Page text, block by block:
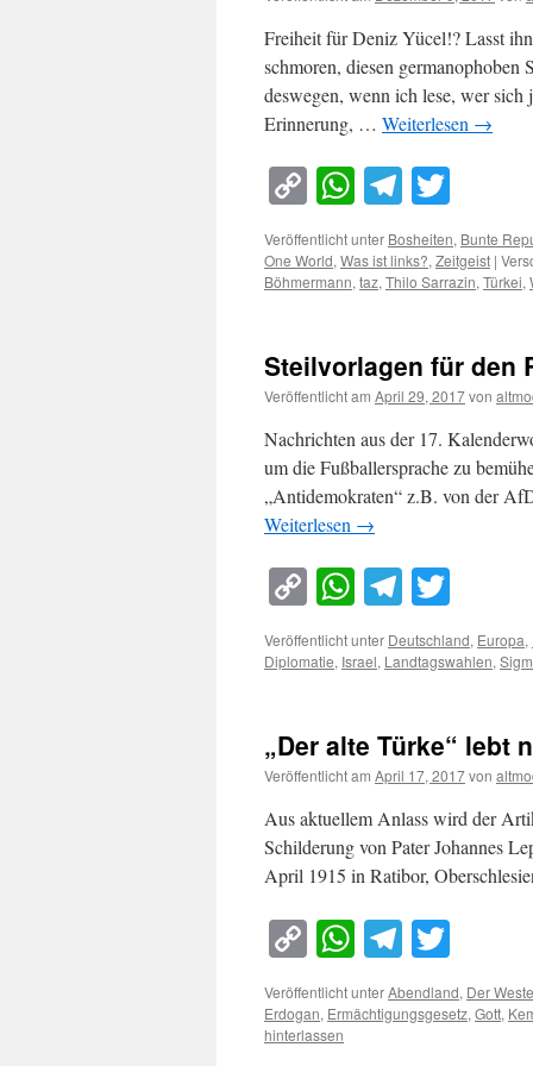
Freiheit für Deniz Yücel!? Lasst
schmoren, diesen
deswegen, wenn ich lese, wer
Erinnerung, … Weiterlesen →
Copy
Link
WhatsApp
Veröffentlicht unter Bosheiten, Bunte
One World, Was ist links?, Zeitgeist |
Böhmermann, taz, Thilo Sarrazin, Türkei,
Steilvorlagen für den
Veröffentlicht am April 29, 2017von
Nachrichten aus der 17.
um die Fußballersprache zu
„Antidemokraten“ z.B. von der
Weiterlesen →
Copy
Link
WhatsApp
Veröffentlicht unter Deutschland, Europa,
Diplomatie, Israel, Landtagswahlen,
„Der alte Türke“ lebt
Veröffentlicht am April 17, 2017von
Aus aktuellem Anlass wird der
Schilderung von Pater Johannes
April 1915 in Ratibor,
Copy
Link
WhatsApp
Veröffentlicht unterAbendland, Der
Erdogan, Ermächtigungsgesetz, Gott,
hinterlassen